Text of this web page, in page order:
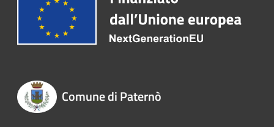
Comune di Paternò